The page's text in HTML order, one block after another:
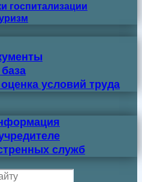
госпитализации
условий труда
служб